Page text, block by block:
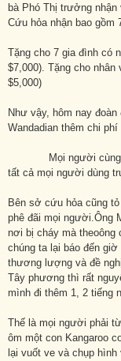
bà Phó Thị trưởng
Cứu hỏa nhận bao gồm
Tặng cho 7 gia đình có
$7,000). Tặng cho
$5,000)
Như vậy, hôm nay
Wandadian thêm chi
Mọi người cùng
tất cả mọi người dùng
Bên sở cứu hỏa cũng
phê đãi mọi người.Ông
nơi bị cháy mà theoông
chúng ta lại báo đến
thương lượng và đề
Tây phương thì rất
mình đi thêm 1, 2 tiếng
Thế là mọi người phải
ôm một con Kangaroo
lại vuốt ve và chụp